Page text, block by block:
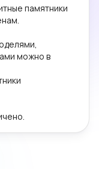
памятники
можно в